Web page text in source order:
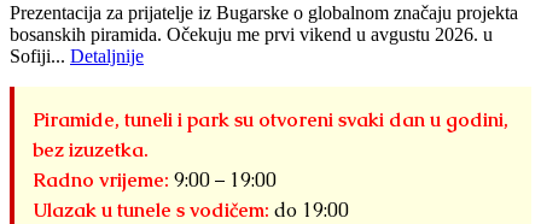
Prezentacija za prijatelje iz Bugarske o globalnom značaju projekta
bosanskih piramida. Očekuju me prvi vikend u avgustu 2026. u
Sofiji... Detaljnije
Piramide, tuneli i park su otvoreni svaki dan u godini,
bez izuzetka.
Radno vrijeme: 9:00 – 19:00
Ulazak u tunele s vodičem: do 19:00